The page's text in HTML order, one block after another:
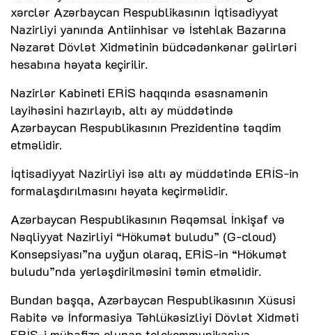
xərclər Azərbaycan Respublikasının İqtisadiyyat
Nazirliyi yanında Antiinhisar və İstehlak Bazarına
Nəzarət Dövlət Xidmətinin büdcədənkənar gəlirləri
hesabına həyata keçirilir.
Nazirlər Kabineti ERİS haqqında əsasnamənin
layihəsini hazırlayıb, altı ay müddətində
Azərbaycan Respublikasının Prezidentinə təqdim
etməlidir.
İqtisadiyyat Nazirliyi isə altı ay müddətində ERİS-in
formalaşdırılmasını həyata keçirməlidir.
Azərbaycan Respublikasının Rəqəmsal İnkişaf və
Nəqliyyat Nazirliyi “Hökumət buludu” (G-cloud)
Konsepsiyası”na uyğun olaraq, ERİS-in “Hökumət
buludu”nda yerləşdirilməsini təmin etməlidir.
Bundan başqa, Azərbaycan Respublikasının Xüsusi
Rabitə və İnformasiya Təhlükəsizliyi Dövlət Xidməti